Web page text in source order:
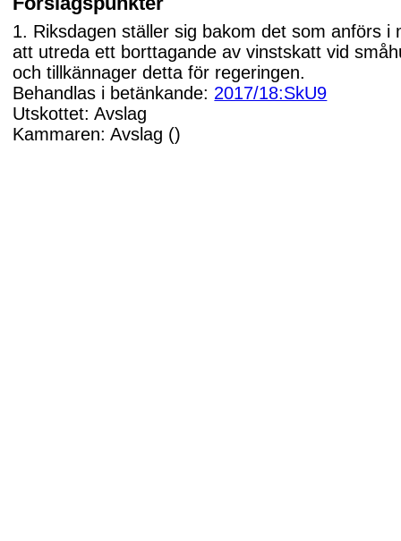
1. Riksdagen ställer sig bakom det som anförs i
att utreda ett borttagande av vinstskatt vid
och tillkännager detta för regeringen.
Behandlas i betänkande: 2017/18:SkU9
Utskottet: Avslag
Kammaren: Avslag ()